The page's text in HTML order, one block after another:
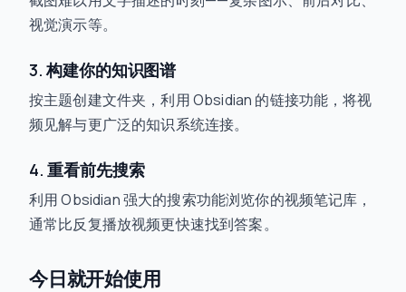
视觉演示等。
3. 构建你的知识图谱
按主题创建文件夹，利用 Obsidian 的链接功能，将视
频见解与更广泛的知识系统连接。
4. 重看前先搜索
利用 Obsidian 强大的搜索功能浏览你的视频笔记库，
通常比反复播放视频更快速找到答案。
今日就开始使用